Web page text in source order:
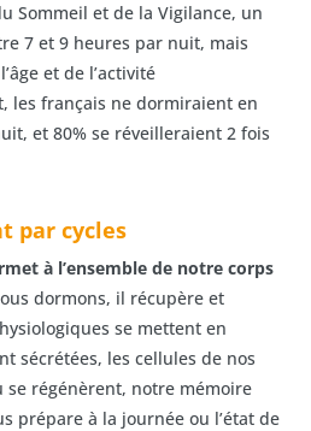
Sommeil et de la Vigilance, un
7 et 9 heures par nuit, mais
et de l’activité
les français ne dormiraient en
et 80% se réveilleraient 2 fois
par cycles
à l’ensemble de notre corps
dormons, il récupère et
se mettent en
sécrétées, les cellules de nos
se régénèrent, notre mémoire
prépare à la journée ou l’état de